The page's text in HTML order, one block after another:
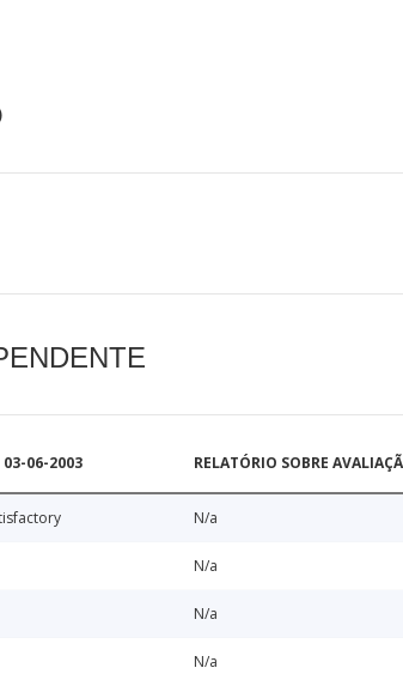
03-06-2003 RELATÓRIO SOBRE
N/a
N/a
N/a
N/a